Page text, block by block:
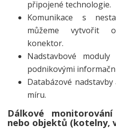
připojené technologie.
Komunikace s
můžeme vytvořit
konektor.
Nadstavbové
podnikovými
Databázové
míru.
Dálkové
nebo objektů (kotelny,